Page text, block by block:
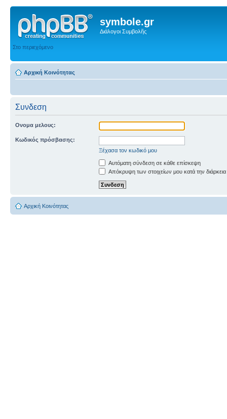
symbole.gr
Διάλογοι Συμβολῆς
Στο περιεχόμενο
Αρχική Κοινότητας
Συνδεση
Ονομα μελους:
Κωδικός πρόσβασης:
Ξέχασα τον κωδικό μου
Αυτόματη σύνδεση σε κάθε επίσκεψη
Απόκρυψη των στοιχείων μου κατά την
Αρχική Κοινότητας